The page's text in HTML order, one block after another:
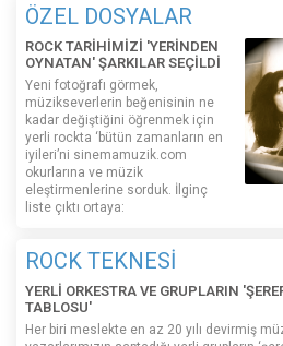
ÖZEL DOSYALAR
ROCK TARİHİMİZİ 'YERİNDEN
OYNATAN' ŞARKILAR SEÇİLDİ
Yeni fotoğrafı görmek,
müzikseverlerin beğenisinin ne
kadar değiştiğini öğrenmek için
yerli rockta ‘bütün zamanların en
iyileri’ni sinemamuzik.com
okurlarına ve müzik
eleştirmenlerine sorduk. İlginç
liste çıktı ortaya:
ROCK TEKNESİ
YERLİ ORKESTRA VE GRUPLARIN
TABLOSU'
Her biri meslekte en az 20 yılı devirmiş